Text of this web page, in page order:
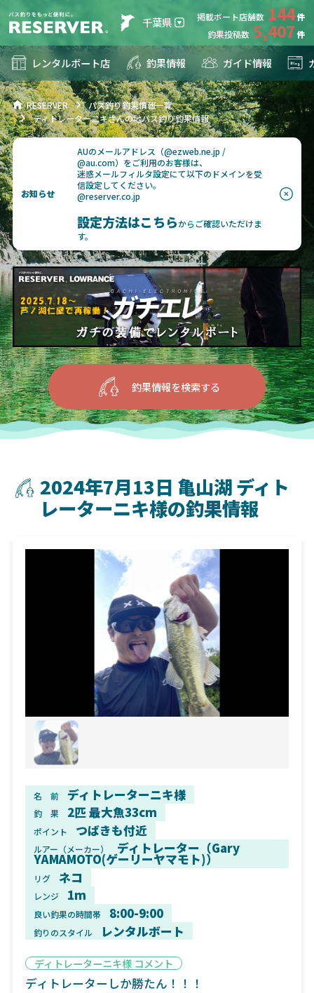
千葉県 掲載ボート店舗数 144
釣果投稿数 5,407
レンタルボート店 釣果情報 ガイド情報
RESERVER
バス釣り釣果情報一覧
ディトレーターニキさんの地バス釣り釣果情報
お知らせ
AUのメールアドレス（@ezweb.ne.jp /
@au.com）をご利用のお客様は、
迷惑メールフィルタ設定にて以下のドメインを受
信設定してください。
@reserver.co.jp
設定方法はこちらからご確認いただけま
す。
釣果情報を検索する
2024年7月13日 亀山湖 ディト
レーターニキ様の釣果情報
名 前 ディトレーターニキ様
釣 果 2匹 最大魚33cm
ポイント つばきも付近
ルアー（メーカー） ディトレーター（Gary
YAMAMOTO(ゲーリーヤマモト)）
リグ ネコ
レンジ 1m
良い釣果の時間帯 8:00-9:00
釣りのスタイル レンタルボート
ディトレーターニキ様 コメント
ディトレーターしか勝たん！！！